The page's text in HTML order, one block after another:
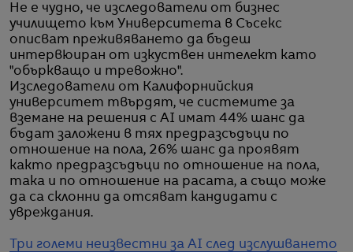
Не е чудно, че изследователи от бизнес
училището към Университета в Съсекс
описват преживяването да бъдеш
интервюиран от изкуствен интелект като
"объркващо и тревожно".
Изследователи от Калифорнийския
университет твърдят, че системите за
вземане на решения с AI имат 44% шанс да
бъдат заложени в тях предразсъдъци по
отношение на пола, 26% шанс да проявят
както предразсъдъци по отношение на пола,
така и по отношение на расата, а също може
да са склонни да отсяват кандидати с
увреждания.
Три големи неизвестни за AI след изслушването